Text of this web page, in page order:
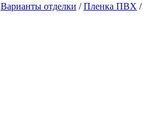
Варианты отделки /Пленка ПВХ /